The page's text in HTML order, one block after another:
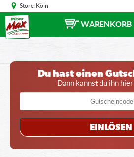
Store: Köln
WARENKORB |
Du hast einen
Dann kannst du ihn
EINLÖSEN